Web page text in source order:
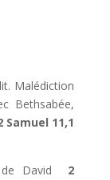
Malédiction
Bethsabée,
Samuel 11,1
de David 2